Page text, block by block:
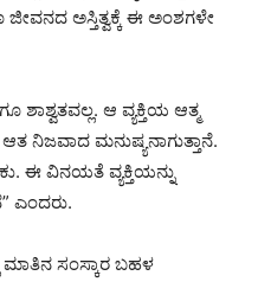
ಅಸ್ತಿತ್ವಕ್ಕೆ ಈ ಅಂಶಗಳೇ
ಶಾಶ್ವತವಲ್ಲ. ಆ ವ್ಯಕ್ತಿಯ ಆತ್ಮ
ನಿಜವಾದ ಮನುಷ್ಯನಾಗುತ್ತಾನೆ.
ಈ ವಿನಯತೆ ವ್ಯಕ್ತಿಯನ್ನು
ಎಂದರು.
ಮಾತಿನ ಸಂಸ್ಕಾರ ಬಹಳ